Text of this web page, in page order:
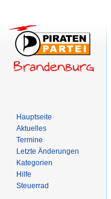
Hauptseite
Aktuelles
Termine
Letzte Änderungen
Kategorien
Hilfe
Steuerrad